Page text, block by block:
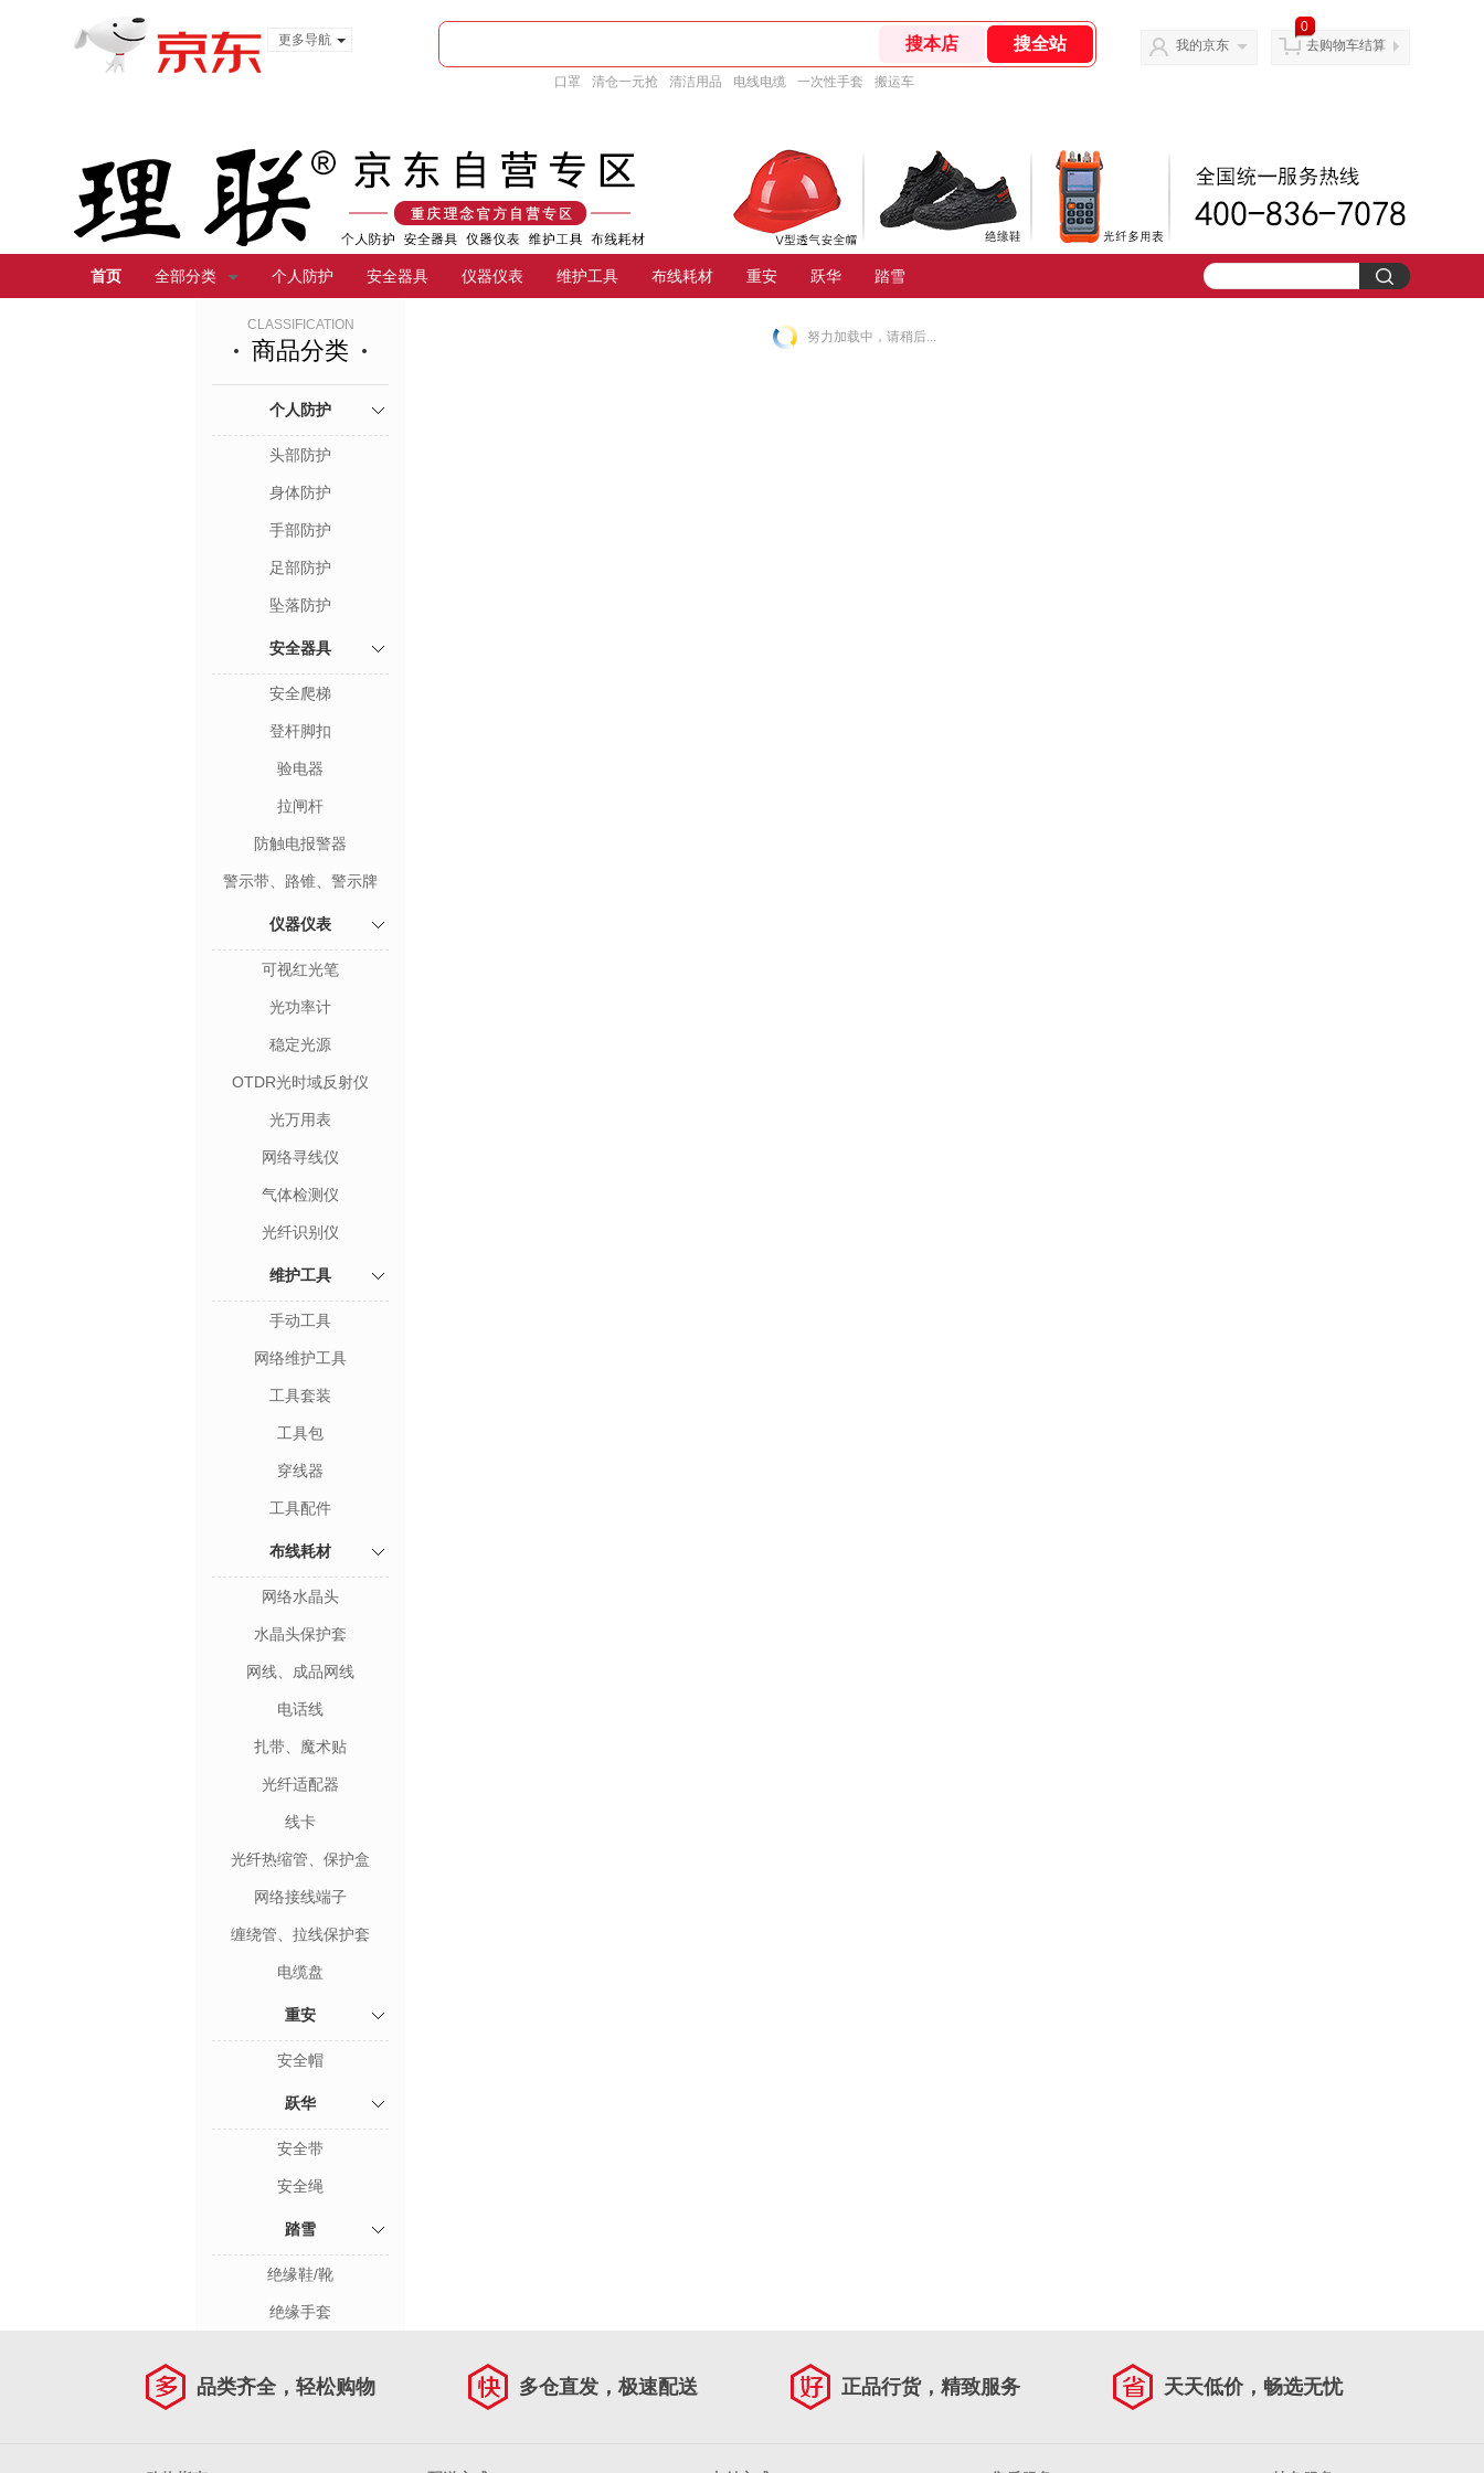
更多导航
口罩 清仓一元抢 清洁用品 电线电缆 一次性手套 搬运车
我的京东
0
去购物车结算
首页 全部分类 个人防护 安全器具 仪器仪表 维护工具 布线耗材 重安 跃华 踏雪
CLASSIFICATION
商品分类
个人防护
头部防护
身体防护
手部防护
足部防护
坠落防护
安全器具
安全爬梯
登杆脚扣
验电器
拉闸杆
防触电报警器
警示带、路锥、警示牌
仪器仪表
可视红光笔
光功率计
稳定光源
OTDR光时域反射仪
光万用表
网络寻线仪
气体检测仪
光纤识别仪
维护工具
手动工具
网络维护工具
工具套装
工具包
穿线器
工具配件
布线耗材
网络水晶头
水晶头保护套
网线、成品网线
电话线
扎带、魔术贴
光纤适配器
线卡
光纤热缩管、保护盒
网络接线端子
缠绕管、拉线保护套
电缆盘
重安
安全帽
跃华
安全带
安全绳
踏雪
绝缘鞋/靴
绝缘手套
努力加载中，请稍后...
品类齐全，轻松购物 多仓直发，极速配送 正品行货，精致服务 天天低价，畅选无忧